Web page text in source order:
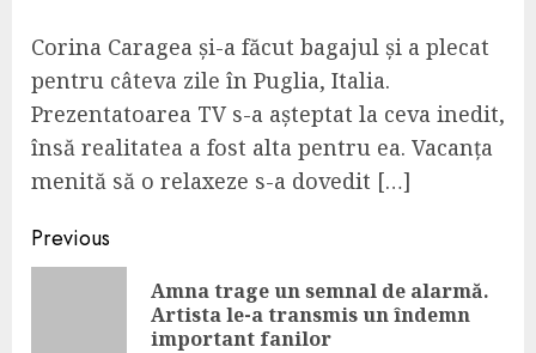
Corina Caragea și-a făcut bagajul și a plecat
pentru câteva zile în Puglia, Italia.
Prezentatoarea TV s-a așteptat la ceva inedit,
însă realitatea a fost alta pentru ea. Vacanța
menită să o relaxeze s-a dovedit […]
Continue
Reading
Previous
Amna trage un semnal de alarmă.
Artista le-a transmis un îndemn
important fanilor